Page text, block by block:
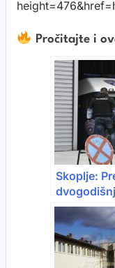
Pročitajte i
Skoplje:
ranjeno
proslave